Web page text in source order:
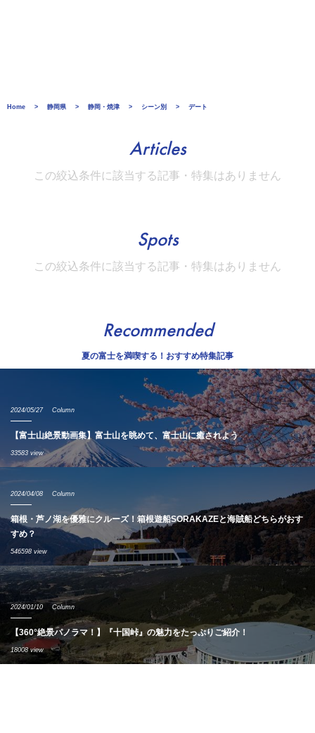
Home 静岡県 静岡・焼津 シーン別 デート
Articles
この絞込条件に該当する記事・特集はありません
Spots
この絞込条件に該当する記事・特集はありません
Recommended
夏の富士を満喫する！おすすめ特集記事
2024/05/27 Column
【富士山絶景動画集】富士山を眺めて、富士山に癒されよう
33583 view
2024/04/08 Column
箱根・芦ノ湖を優雅にクルーズ！箱根遊船SORAKAZEと海賊船どちらがおす
すめ？
546598 view
2024/01/10 Column
【360°絶景パノラマ！】『十国峠』の魅力をたっぷりご紹介！
18008 view